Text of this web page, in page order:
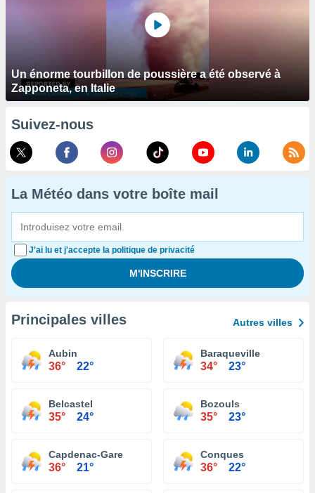
Un énorme tourbillon de poussière a été observé à
Zapponeta, en Italie
Suivez-nous
La Météo dans votre boîte mail
J'ai lu et j'accepte la politique de privacité
Principales villes Autres villes
Aubin
36° 22°
Baraqueville
34° 23°
Belcastel
35° 24°
Bozouls
35° 23°
Capdenac-Gare
36° 21°
Conques
36° 22°